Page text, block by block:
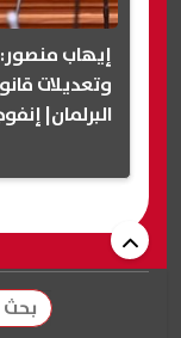
وتعديلات
البرلمان|
بحث